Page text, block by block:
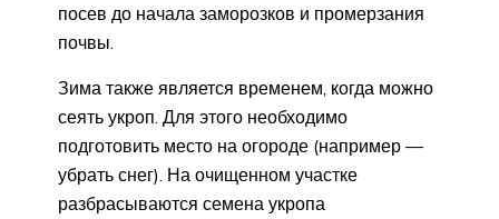
посев до начала заморозков и промерзания
почвы.
Зима также является временем, когда можно
сеять укроп. Для этого необходимо
подготовить место на огороде (например —
убрать снег). На очищенном участке
разбрасываются семена укропа